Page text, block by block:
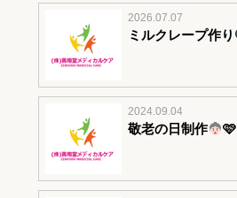
2026.07.07
ミルクレープ作り
2024.09.04
敬老の日制作 🩷